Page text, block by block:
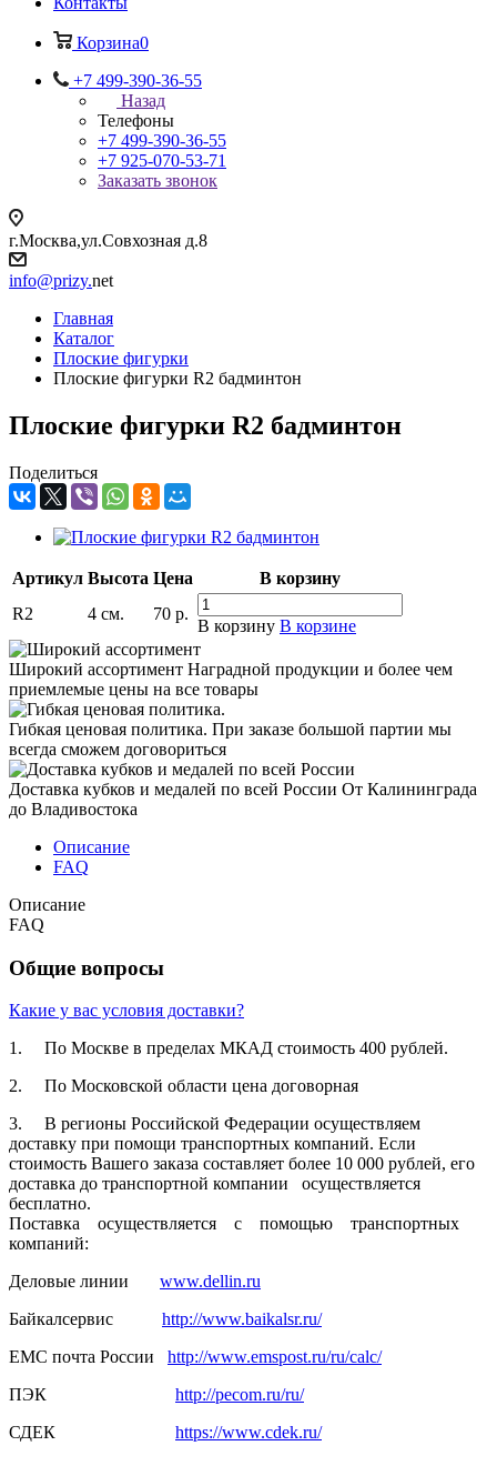
Корзина0
+7 499-390-36-55
Назад
Телефоны
+7 499-390-36-55
+7 925-070-53-71
Заказать звонок
г.Москва,ул.Совхозная д.8
info@prizy.net
Главная
Каталог
Плоские фигурки
Плоские фигурки R2 бадминтон
Плоские фигурки R2 бадминтон
Поделиться
Артикул Высота Цена
В корзину
R2
4 см. 70 р.
В корзину В корзине
Широкий ассортимент Наградной продукции и более чем
приемлемые цены на все товары
Гибкая ценовая политика. При заказе большой партии мы
всегда сможем договориться
Доставка кубков и медалей по всей России От Калининграда
до Владивостока
Описание
FAQ
Описание
FAQ
Общие вопросы
Какие у вас условия доставки?
1. По Москве в пределах МКАД стоимость 400 рублей.
2. По Московской­ области цена договорная­
3. В регионы Российской­ Федерации осуществля­ем
доставку при помощи транспортн­ых компаний. Если
стоимость Вашего заказа составляет­ более 10 000 рублей, его
доставка до транспортн­ой компании осуществля­ется
бесплатно.
Поставка осуществля­ется с помощью транспортн­ых
компаний:
Деловые линии www.dellin.ru
Байкалсерв­ис http://www.baikalsr.ru/
ЕМС почта России http://www.emspost.ru/ru/calc/
ПЭК http://pecom.ru/ru/
СДЕК https://www.cdek.ru/